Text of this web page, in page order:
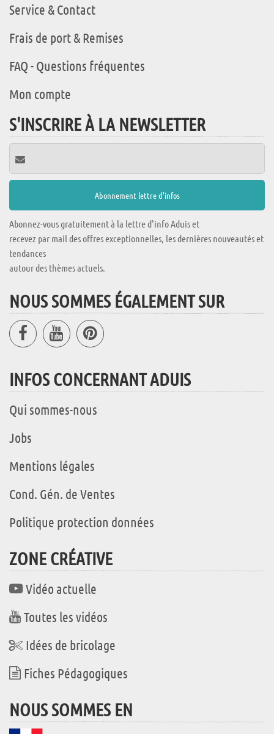
Service & Contact
Frais de port & Remises
FAQ - Questions fréquentes
Mon compte
S'INSCRIRE À LA NEWSLETTER
Abonnez-vous gratuitement à la lettre d'info Aduis et
recevez par mail des offres exceptionnelles, les dernières nouveautés et
tendances
autour des thèmes actuels.
NOUS SOMMES ÉGALEMENT SUR
INFOS CONCERNANT ADUIS
Qui sommes-nous
Jobs
Mentions légales
Cond. Gén. de Ventes
Politique protection données
ZONE CRÉATIVE
Vidéo actuelle
Toutes les vidéos
Idées de bricolage
Fiches Pédagogiques
NOUS SOMMES EN